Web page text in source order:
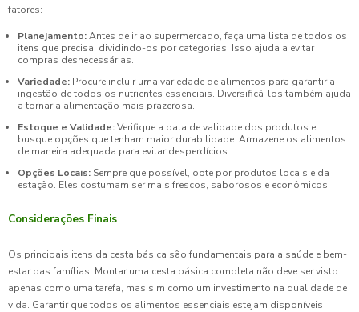
fatores:
Planejamento:Antes de ir ao supermercado, faça uma lista de todos os
itens que precisa, dividindo-os por categorias. Isso ajuda a evitar
compras desnecessárias.
Variedade: Procure incluir uma variedade de alimentos para garantir a
ingestão de todos os nutrientes essenciais. Diversificá-los também ajuda
a tornar a alimentação mais prazerosa.
Estoque e Validade:Verifique a data de validade dos produtos e
busque opções que tenham maior durabilidade. Armazene os alimentos
de maneira adequada para evitar desperdícios.
Opções Locais: Sempre que possível, opte por produtos locais e da
estação. Eles costumam ser mais frescos, saborosos e econômicos.
Considerações Finais
Os principais itens da cesta básica são fundamentais para a saúde e bem-
estar das famílias. Montar uma cesta básica completa não deve ser visto
apenas como uma tarefa, mas sim como um investimento na qualidade de
vida. Garantir que todos os alimentos essenciais estejam disponíveis